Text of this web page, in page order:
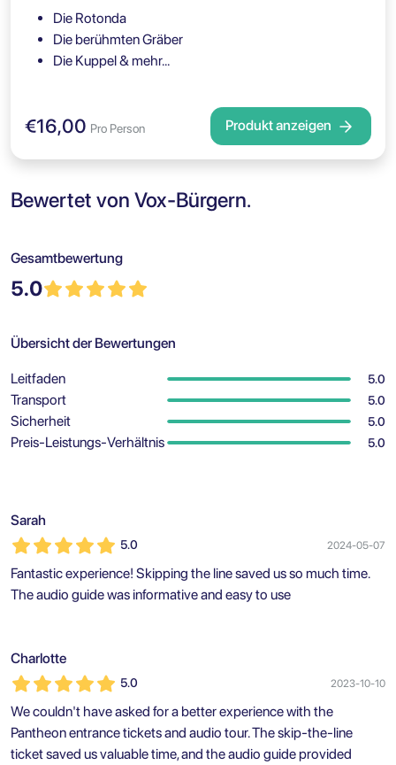
Die Rotonda
Die berühmten Gräber
Die Kuppel & mehr…
€16,00 Pro Person Produkt anzeigen
Bewertet von Vox-Bürgern.
Gesamtbewertung
5.0
Übersicht der Bewertungen
Leitfaden 5.0
Transport 5.0
Sicherheit 5.0
Preis-Leistungs-Verhältnis 5.0
Sarah
5.0 2024-05-07
Fantastic experience! Skipping the line saved us so much time.
The audio guide was informative and easy to use
Charlotte
5.0 2023-10-10
We couldn't have asked for a better experience with the
Pantheon entrance tickets and audio tour. The skip-the-line
ticket saved us valuable time, and the audio guide provided